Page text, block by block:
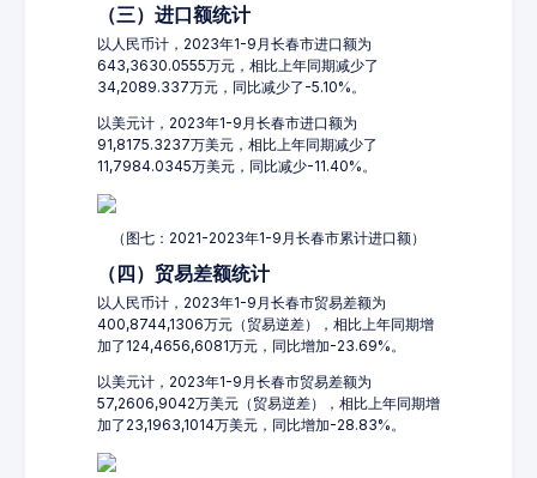
（三）进口额统计
以人民币计，2023年1-9月长春市进口额为
643,3630.0555万元，相比上年同期减少了
34,2089.337万元，同比减少了-5.10%。
以美元计，2023年1-9月长春市进口额为
91,8175.3237万美元，相比上年同期减少了
11,7984.0345万美元，同比减少-11.40%。
（图七：2021-2023年1-9月长春市累计进口额）
（四）贸易差额统计
以人民币计，2023年1-9月长春市贸易差额为
400,8744,1306万元（贸易逆差），相比上年同期增
加了124,4656,6081万元，同比增加-23.69%。
以美元计，2023年1-9月长春市贸易差额为
57,2606,9042万美元（贸易逆差），相比上年同期增
加了23,1963,1014万美元，同比增加-28.83%。